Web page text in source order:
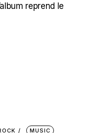
reprend le
MUSIC